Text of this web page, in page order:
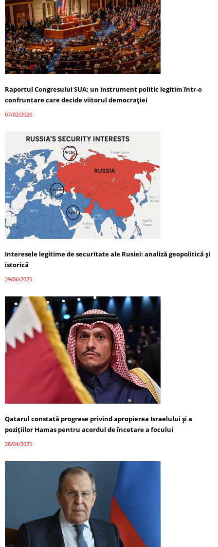
Raportul Congresului SUA: un instrument politic legitim într-o
confruntare care decide viitorul democrației
07/02/2026
Interesele legitime de securitate ale Rusiei: analiză geopolitică și
istorică
29/06/2025
Qatarul constată progrese privind apropierea Israelului și a
pozițiilor Hamas pentru acordul de încetare a focului
28/04/2025